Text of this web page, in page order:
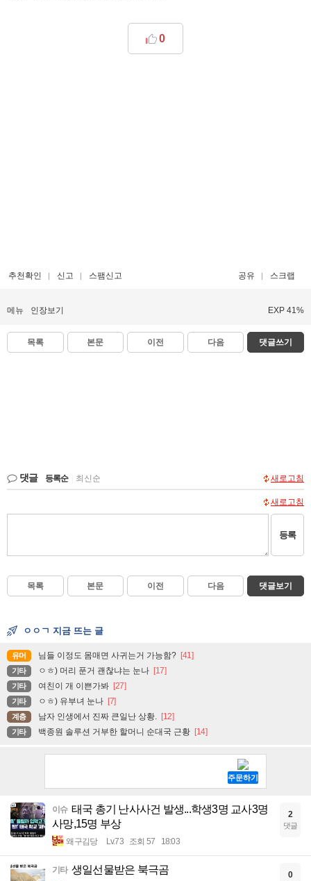
0
추천확인 신고 스팸신고 공유 스크랩
메뉴 인장보기 EXP 41%
목록 본문 이전 다음 댓글쓰기
댓글 등록순 최신순 새로고침
새로고침
등록
목록 본문 이전 다음 댓글보기
ㅇㅇㄱ 지금 뜨는 글
유머 님들 이정도 몸매면 사귀는거 가능함? [41]
기타 ㅇㅎ) 머리 푼거 괜찮냐는 눈나 [17]
기타 여친이 개 이쁜가봐 [27]
기타 ㅇㅎ) 유부녀 눈나 [7]
계층 남자 인생에서 진짜 큰일난 상황. [12]
기타 백종원 솔루션 거부한 할머니 순대국 근황 [14]
이슈 태국 총기 난사사건 발생...학생3명 교사3명
사망,15명 부상
왜구김당 Lv.73 조회 57 18:03
2
댓글
기타 생일선물받은 북극곰 0